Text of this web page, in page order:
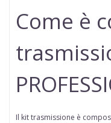
Come è
Il kit trasmissione è